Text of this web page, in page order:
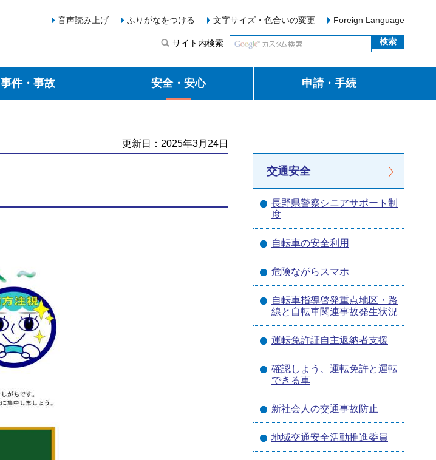
音声読み上げ
ふりがなをつける 文字サイズ・色合いの変更 Foreign Language
サイト内検索
事件・事故 安全・安心 申請・手続
更新日：2025年3月24日
交通安全
長野県警察シニアサポート制
度
自転車の安全利用
危険ながらスマホ
自転車指導啓発重点地区・路
線と自転車関連事故発生状況
運転免許証自主返納者支援
確認しよう、運転免許と運転
できる車
新社会人の交通事故防止
地域交通安全活動推進委員